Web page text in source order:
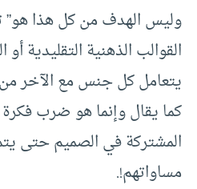
وليس الهدف من كل هذا هو”
القوالب الذهنية التقليدية أو
يتعامل كل جنس مع الآخر
كما يقال وإنما هو ضرب فكرة
المشتركة في الصميم حتى
مساواتهم!.